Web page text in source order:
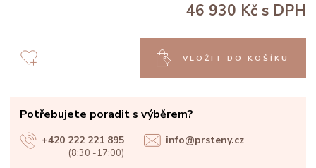
46 930 Kč s DPH
VLOŽIT DO KOŠÍKU
Potřebujete poradit s výběrem?
+420 222 221 895
(8:30 -17:00)
info@prsteny.cz